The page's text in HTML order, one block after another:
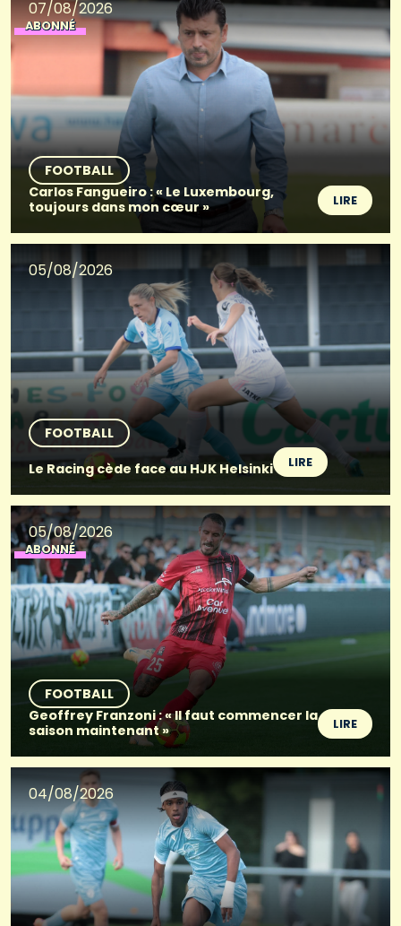
07/08/2026
ABONNÉ
FOOTBALL
Carlos Fangueiro : « Le Luxembourg,
toujours dans mon cœur »
LIRE
05/08/2026
FOOTBALL
Le Racing cède face au HJK Helsinki
LIRE
05/08/2026
ABONNÉ
FOOTBALL
Geoffrey Franzoni : « Il faut commencer la
saison maintenant »
LIRE
04/08/2026